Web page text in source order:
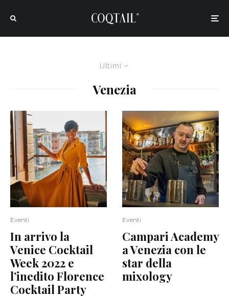
Ultimi
Venezia
Eventi
In arrivo la
Venice Cocktail
Week 2022 e
l’inedito Florence
Cocktail Party
Eventi
Campari Academy
a Venezia con le
star della
mixology